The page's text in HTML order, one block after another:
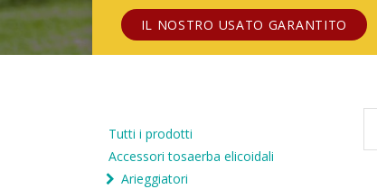
IL NOSTRO USATO GARANTITO
Tutti i prodotti
Accessori tosaerba elicoidali
Arieggiatori